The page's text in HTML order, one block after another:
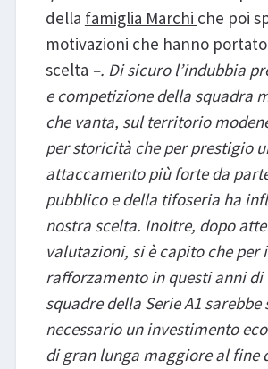
della famiglia Marchi che poi
motivazioni che hanno
scelta –. Di sicuro l’indubbia
e competizione della squadra
che vanta, sul territorio
per storicità che per prestigio
attaccamento più forte da
pubblico e della tifoseria ha
nostra scelta. Inoltre, dopo
valutazioni, si è capito che per
rafforzamento in questi anni di
squadre della Serie A1 sarebbe
necessario un investimento
di gran lunga maggiore al fine